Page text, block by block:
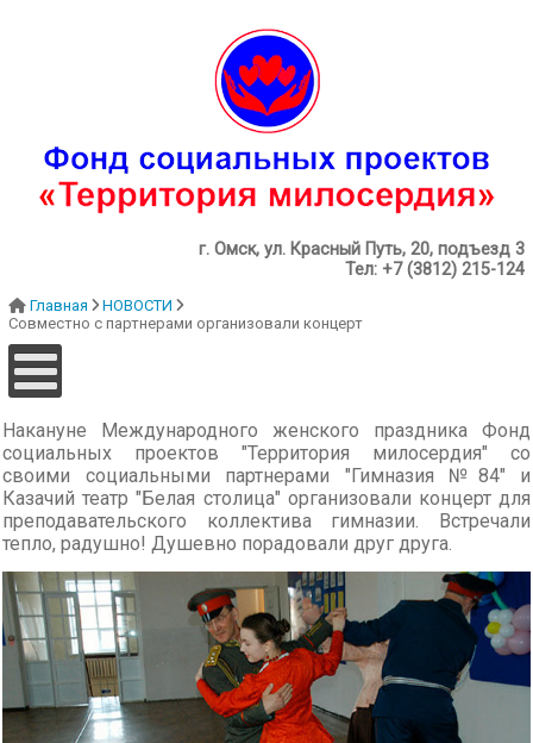
г. Омск, ул. Красный Путь, 20, подъезд 3
Тел: +7 (3812) 215-124
Главная
НОВОСТИ
Совместно с партнерами организовали концерт
Накануне Международного женского праздника Фонд
социальных проектов "Территория милосердия" со
своими социальными партнерами "Гимназия №84" и
Казачий театр "Белая столица" организовали концерт для
преподавательского коллектива гимназии. Встречали
тепло, радушно! Душевно порадовали друг друга.